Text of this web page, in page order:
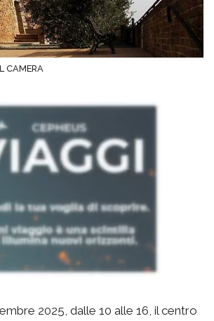
CAMERA
2025, dalle 10 alle 16, il centro